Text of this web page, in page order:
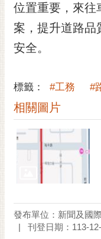
訂
閱
電
子
市
民
信
English
隱
位置重要，來往
案，提升道路品
安全。
標籤： #工務 #
相關圖片
發布單位：新聞及國
刊登日期：113-